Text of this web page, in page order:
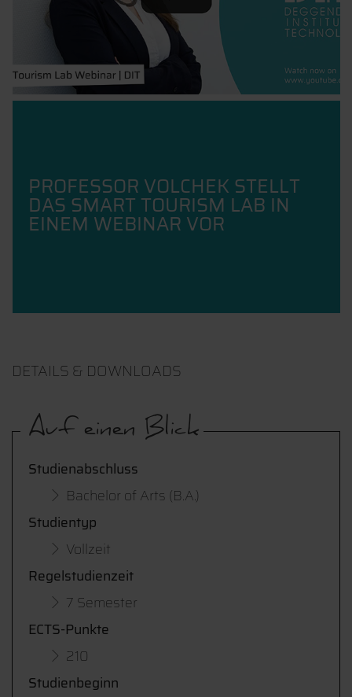
PROFESSOR VOLCHEK STELLT
DAS SMART TOURISM LAB IN
EINEM WEBINAR VOR
DETAILS & DOWNLOADS
Auf einen Blick
Studienabschluss
Bachelor of Arts (B.A.)
Studientyp
Vollzeit
Regelstudienzeit
7 Semester
ECTS-Punkte
210
Studienbeginn